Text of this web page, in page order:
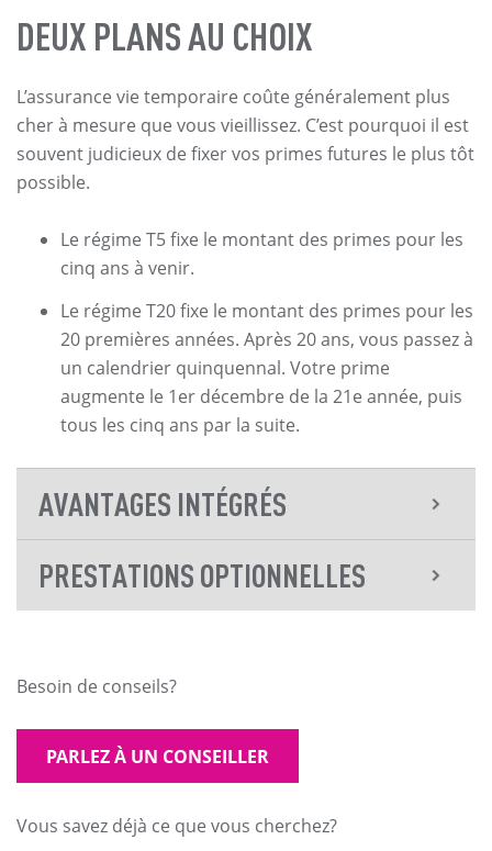
DEUX PLANS AU CHOIX
L’assurance vie temporaire coûte généralement plus
cher à mesure que vous vieillissez. C’est pourquoi il est
souvent judicieux de fixer vos primes futures le plus tôt
possible.
Le régime T5 fixe le montant des primes pour les
cinq ans à venir.
Le régime T20 fixe le montant des primes pour les
20 premières années. Après 20 ans, vous passez à
un calendrier quinquennal. Votre prime
augmente le 1er décembre de la 21e année, puis
tous les cinq ans par la suite.
AVANTAGES INTÉGRÉS
PRESTATIONS OPTIONNELLES
Besoin de conseils?
PARLEZ À UN CONSEILLER
Vous savez déjà ce que vous cherchez?